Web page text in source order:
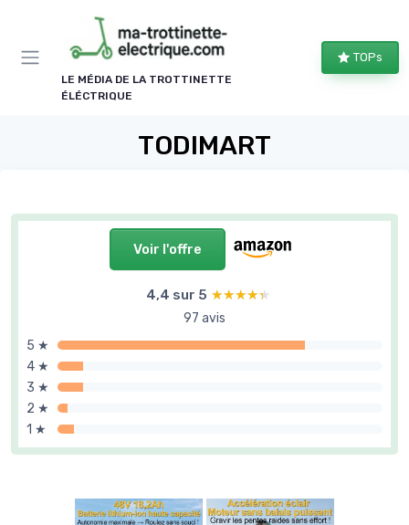
LE MÉDIA DE LA TROTTINETTE
ÉLÉCTRIQUE
TOPs
TODIMART
Voir l'offre
4,4 sur 5 ★★★★★
★★★★★
97 avis
5 ★
4 ★
3 ★
2 ★
1 ★